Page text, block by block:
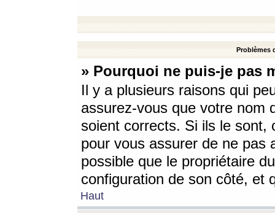
Problèmes
» Pourquoi ne puis-je pas
Il y a plusieurs raisons qui
assurez-vous que votre nom
soient corrects. Si ils le sont,
pour vous assurer de ne pas
possible que le propriétaire
configuration de son côté, et
Haut